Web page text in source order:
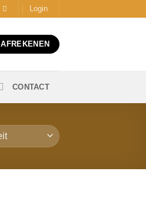
Login
AFREKENEN
CONTACT